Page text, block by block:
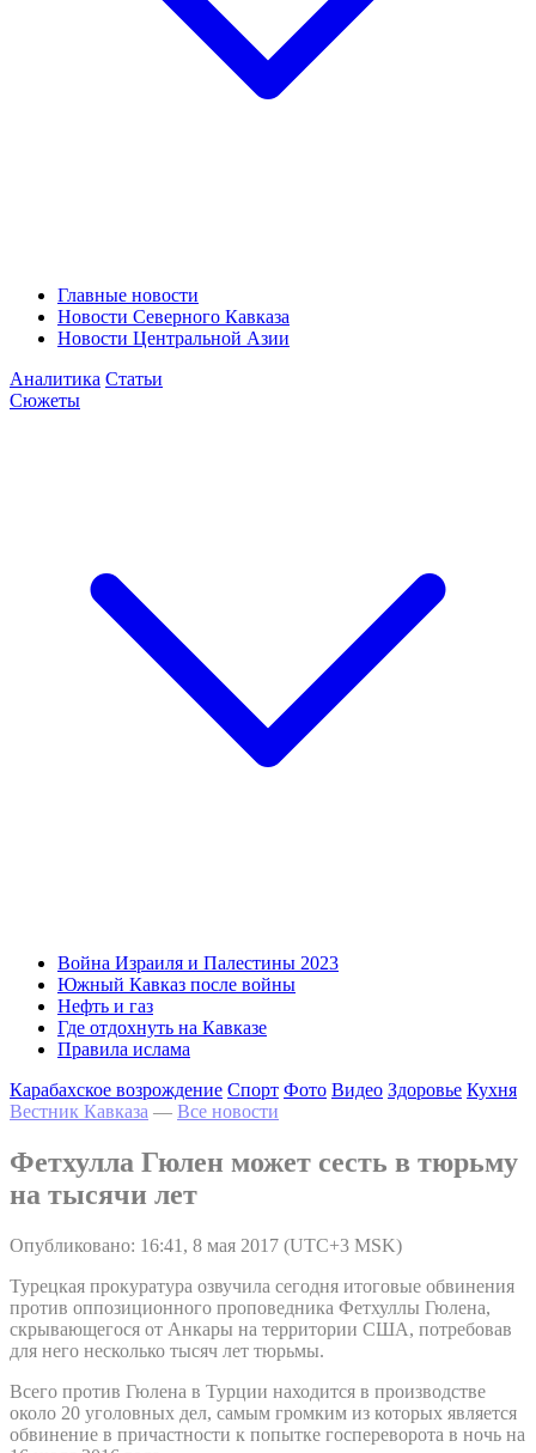
Главные новости
Новости Северного Кавказа
Новости Центральной Азии
Аналитика Статьи
Сюжеты
Война Израиля и Палестины 2023
Южный Кавказ после войны
Нефть и газ
Где отдохнуть на Кавказе
Правила ислама
Карабахское возрождение Спорт Фото Видео Здоровье Кухня
Вестник Кавказа — Все новости
Фетхулла Гюлен может сесть в тюрьму
на тысячи лет
Опубликовано: 16:41, 8 мая 2017 (UTC+3 MSK)
Турецкая прокуратура озвучила сегодня итоговые обвинения
против оппозиционного проповедника Фетхуллы Гюлена,
скрывающегося от Анкары на территории США, потребовав
для него несколько тысяч лет тюрьмы.
Всего против Гюлена в Турции находится в производстве
около 20 уголовных дел, самым громким из которых является
обвинение в причастности к попытке госпереворота в ночь на